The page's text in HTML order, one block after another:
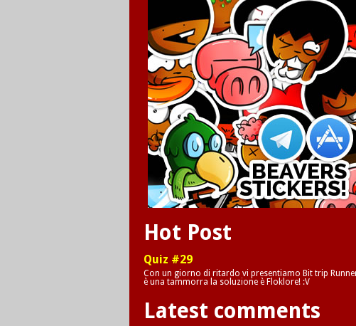
Hot Post
Quiz #29
Con un giorno di ritardo vi presentiamo Bit trip
è una tammorra la soluzione è Floklore! :V
Latest comments